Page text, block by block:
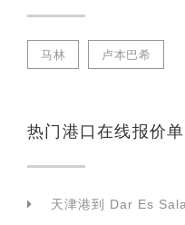
马林 卢本巴希
热门港口在线报价单
天津港到 Dar Es